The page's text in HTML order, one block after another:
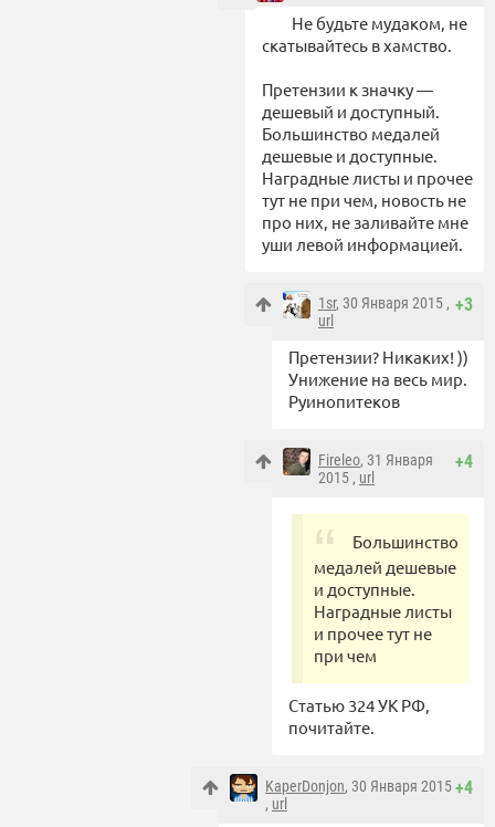
Не будьте мудаком, не
скатывайтесь в хамство.
Претензии к значку —
дешевый и доступный.
Большинство медалей
дешевые и доступные.
Наградные листы и прочее
тут не при чем, новость не
про них, не заливайте мне
уши левой информацией.
+3
1sr, 30 Января 2015 ,
url
Претензии? Никаких! ))
Унижение на весь мир.
Руинопитеков
+4
Fireleo, 31 Января
2015 , url
Большинство
медалей дешевые
и доступные.
Наградные листы
и прочее тут не
при чем
Статью 324 УК РФ,
почитайте.
+4
KaperDonjon, 30 Января 2015
, url